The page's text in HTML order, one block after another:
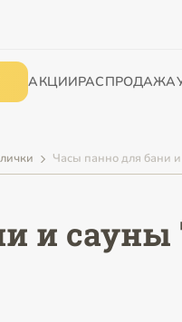
АКЦИИРАСПРОДАЖА
Часы панно для бани
и сауны